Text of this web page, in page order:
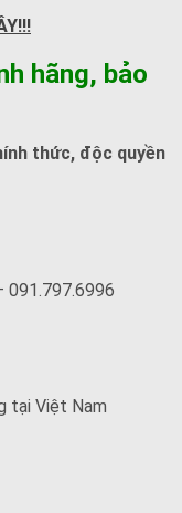
hãng, bảo
thức, độc quyền
091.797.6996
tại Việt Nam